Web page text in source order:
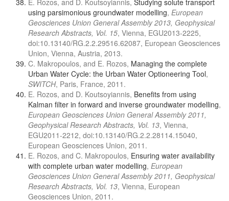
E. Rozos, and D. Koutsoyiannis, Studying solute transport
using parsimonious groundwater modelling, European
Geosciences Union General Assembly 2013, Geophysical
Research Abstracts, Vol. 15, Vienna, EGU2013-2225,
doi:10.13140/RG.2.2.29516.62087, European Geosciences
Union, Vienna, Austria, 2013.
C. Makropoulos, and E. Rozos, Managing the complete
Urban Water Cycle: the Urban Water Optioneering Tool,
SWITCH, Paris, France, 2011.
E. Rozos, and D. Koutsoyiannis, Benefits from using
Kalman filter in forward and inverse groundwater modelling,
European Geosciences Union General Assembly 2011,
Geophysical Research Abstracts, Vol. 13, Vienna,
EGU2011-2212, doi:10.13140/RG.2.2.28114.15040,
European Geosciences Union, 2011.
E. Rozos, and C. Makropoulos, Ensuring water availability
with complete urban water modelling, European
Geosciences Union General Assembly 2011, Geophysical
Research Abstracts, Vol. 13, Vienna, European
Geosciences Union, 2011.